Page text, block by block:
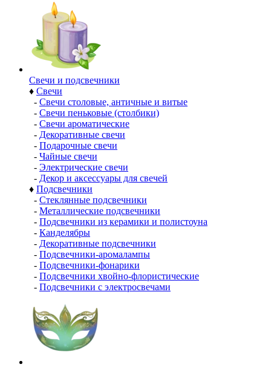
Свечи и подсвечники
♦ Свечи
- Свечи столовые, античные и витые
- Свечи пеньковые (столбики)
- Свечи ароматические
- Декоративные свечи
- Подарочные свечи
- Чайные свечи
- Электрические свечи
- Декор и аксессуары для свечей
♦ Подсвечники
- Стеклянные подсвечники
- Металлические подсвечники
- Подсвечники из керамики и полистоуна
- Канделябры
- Декоративные подсвечники
- Подсвечники-аромалампы
- Подсвечники-фонарики
- Подсвечники хвойно-флористические
- Подсвечники с электросвечами